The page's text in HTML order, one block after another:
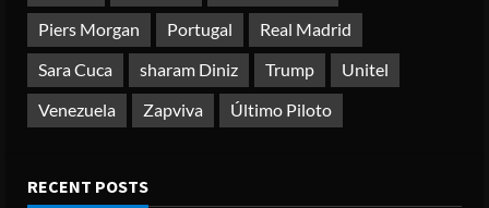
Piers Morgan
Portugal
Real Madrid
Sara Cuca
sharam Diniz Trump
Unitel
Venezuela
Zapviva Último Piloto
RECENT POSTS